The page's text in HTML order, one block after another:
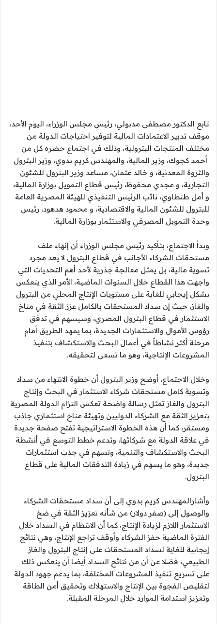
تابع الدكتور مصطفى مدبولي، رئيس مجلس الوزراء، اليوم الأحد،
موقف تدبير الاعتمادات المالية لتوفير احتياجات الدولة من
مختلف المنتجات البترولية، وذلك في اجتماع حضره كل من
أحمد كجوك، وزير المالية، والمهندس كريم بدوي، وزير البترول
والثروة المعدنية، و خالد عثمان، مساعد وزير البترول للشئون
التجارية، و مجدي محفوظ، رئيس قطاع التمويل بوزارة المالية،
و أمل طنطاوي، نائب الرئيس التنفيذي للهيئة المصرية العامة
للبترول للشئون المالية والاقتصادية، و محمود هدهود، رئيس
وحدة التمويل المصرفي والاستثمار بوزارة المالية.
وبدأ الاجتماع، بتأكيد رئيس مجلس الوزراء أن إنهاء ملف
مستحقات الشركاء الأجانب في قطاع البترول لا يعد مجرد
تسوية مالية، بل يمثل معالجة جذرية لأحد أهم التحديات التي
واجهت هذا القطاع خلال السنوات الماضية، الأمر الذي ينعكس
بشكل إيجابي للغاية على مستويات الإنتاج المحلي من البترول
والغاز، حيث إن سداد المستحقات بالكامل عزز الثقة في مناخ
الاستثمار في قطاع البترول المصري، وسيسهم في تدفق
رؤوس الأموال والاستثمارات الجديدة، بما يمهد الطريق أمام
مرحلة أكثر نشاطاً في أعمال البحث والاستكشاف بتنفيذ
المشروعات الإنتاجية، وهو ما تسعى لتحقيقه.
وخلال الاجتماع، أوضح وزير البترول أن خطوة الانتهاء من سداد
وتسوية كامل مستحقات شركاء الاستثمار في البحث وإنتاج
البترول والغاز تمثل رسالة واضحة تعكس التزام الدولة المصرية
بتعزيز الثقة مع الشركاء الدوليين وتهيئة مناخ استثماري جاذب
ومستقر، كما أن هذه الخطوة الاستراتيجية تفتح صفحة جديدة
في علاقة الدولة مع شركائها، وتدعم خطط التوسع في أنشطة
البحث والاستكشاف والتنمية، وتسهم في جذب استثمارات
جديدة، وهو ما يسهم في زيادة التدفقات المالية على قطاع
البترول.
وأشارالمهندس كريم بدوي إلى أن سداد مستحقات الشركاء
والوصول إلى (صفر دولار) من شأنه تعزيز الثقة في ضخ
الاستثمار اللازم لزيادة الإنتاج، كما أن الانتظام في السداد خلال
الفترة الماضية حفز الشركاء وأوقف تراجع الإنتاج، وهي نتائج
إيجابية للغاية لسداد المستحقات على إنتاج البترول والغاز
الطبيعي، فضلا عن أن من نتائج السداد أيضا أن ينعكس ذلك
على تسريع تنفيذ المشروعات المختلفة، بما يدعم جهود الدولة
لتقليص الفجوة بين الإنتاج والاستهلاك وتحقيق أمن الطاقة
وتعزيز استدامة الموارد خلال المرحلة المقبلة.